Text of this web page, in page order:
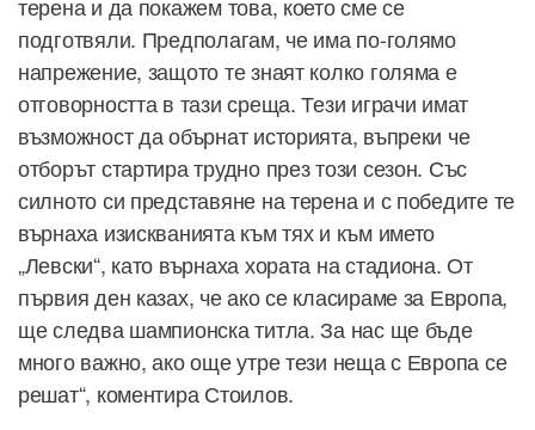
терена и да покажем това, което сме се
подготвяли. Предполагам, че има по-голямо
напрежение, защото те знаят колко голяма е
отговорността в тази среща. Тези играчи имат
възможност да обърнат историята, въпреки че
отборът стартира трудно през този сезон. Със
силното си представяне на терена и с победите те
върнаха изискванията към тях и към името
„Левски“, като върнаха хората на стадиона. От
първия ден казах, че ако се класираме за Европа,
ще следва шампионска титла. За нас ще бъде
много важно, ако още утре тези неща с Европа се
решат“, коментира Стоилов.